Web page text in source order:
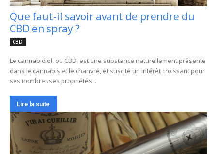
Que faut-il savoir avant de prendre du
CBD en spray ?
CBD
Le cannabidiol, ou CBD, est une substance naturellement présente
dans le cannabis et le chanvre, et suscite un intérêt croissant pour
ses nombreuses propriétés...
Lire la suite